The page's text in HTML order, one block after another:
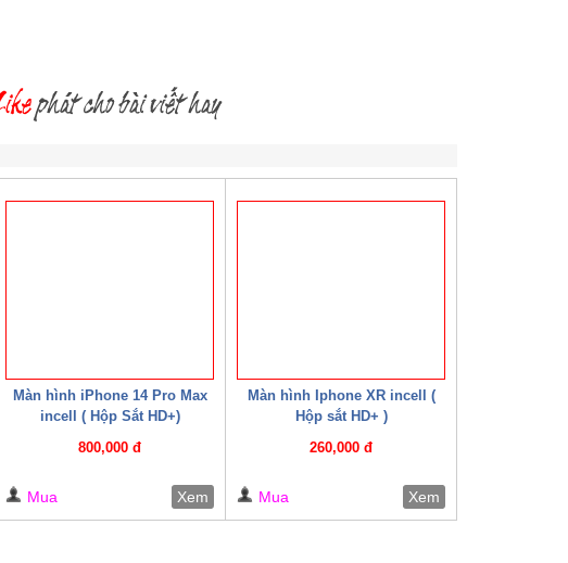
Màn hình iPhone 14 Pro Max
incell ( Hộp Sắt HD+)
800,000 đ
Mua Xem
Màn hình Iphone XR incell (
Hộp sắt HD+ )
260,000 đ
Mua Xem